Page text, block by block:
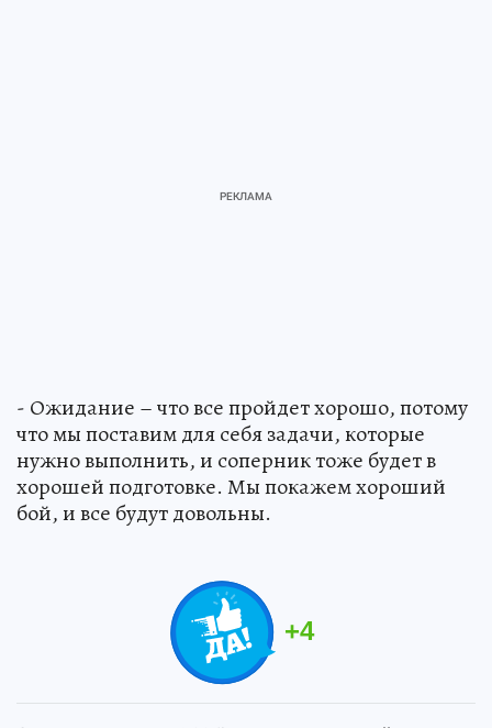
- Ожидание – что все пройдет хорошо, потому
что мы поставим для себя задачи, которые
нужно выполнить, и соперник тоже будет в
хорошей подготовке. Мы покажем хороший
бой, и все будут довольны.
+4